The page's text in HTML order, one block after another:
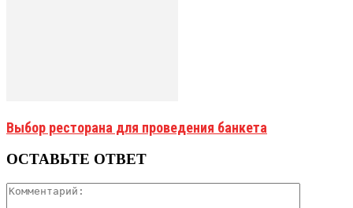
Выбор ресторана для проведения банкета
ОСТАВЬТЕ ОТВЕТ